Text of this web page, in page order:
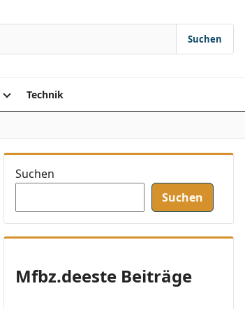
Suchen
Technik
Suchen
Suchen
Mfbz.deeste Beiträge